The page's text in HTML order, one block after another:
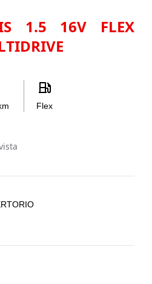
1.5 16V FLEX
Flex